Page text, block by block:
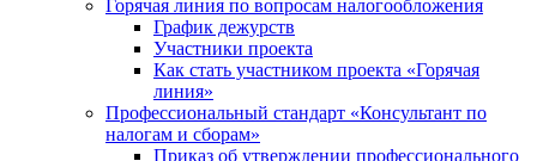
Горячая линия по вопросам налогообложения
График дежурств
Участники проекта
Как стать участником проекта «Горячая
линия»
Профессиональный стандарт «Консультант по
налогам и сборам»
Приказ об утверждении профессионального